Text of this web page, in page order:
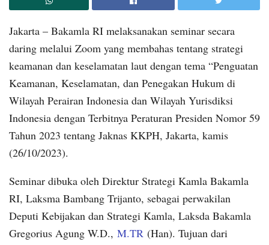
Jakarta – Bakamla RI melaksanakan seminar secara
daring melalui Zoom yang membahas tentang strategi
keamanan dan keselamatan laut dengan tema “Penguatan
Keamanan, Keselamatan, dan Penegakan Hukum di
Wilayah Perairan Indonesia dan Wilayah Yurisdiksi
Indonesia dengan Terbitnya Peraturan Presiden Nomor 59
Tahun 2023 tentang Jaknas KKPH, Jakarta, kamis
(26/10/2023).
Seminar dibuka oleh Direktur Strategi Kamla Bakamla
RI, Laksma Bambang Trijanto, sebagai perwakilan
Deputi Kebijakan dan Strategi Kamla, Laksda Bakamla
Gregorius Agung W.D., M.TR (Han). Tujuan dari